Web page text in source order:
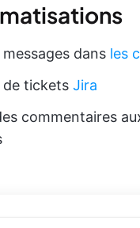
dans les
de tickets Jira
commentaires